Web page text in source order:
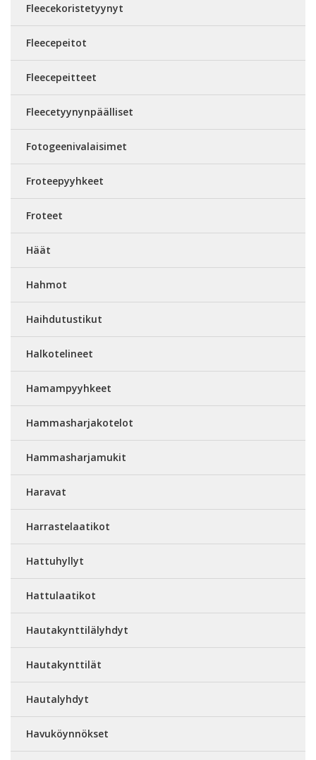
Fleecekoristetyynyt
Fleecepeitot
Fleecepeitteet
Fleecetyynynpäälliset
Fotogeenivalaisimet
Froteepyyhkeet
Froteet
Häät
Hahmot
Haihdutustikut
Halkotelineet
Hamampyyhkeet
Hammasharjakotelot
Hammasharjamukit
Haravat
Harrastelaatikot
Hattuhyllyt
Hattulaatikot
Hautakynttilälyhdyt
Hautakynttilät
Hautalyhdyt
Havuköynnökset